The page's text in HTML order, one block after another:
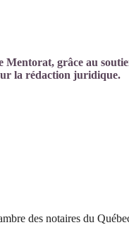
grâce au
la rédaction juridique.
des notaires du